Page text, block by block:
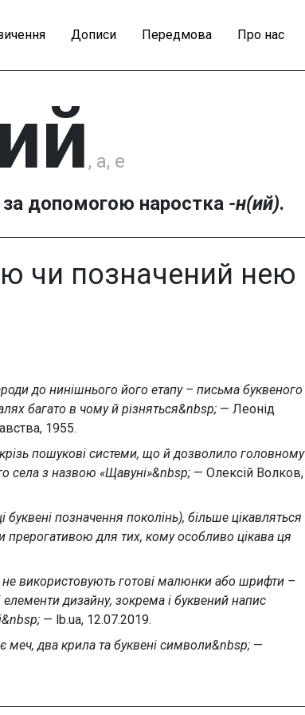
Дописи Передмова Про нас
, а, е
за допомогою наростка -н(ий).
чи позначений нею
до нинішнього його етапу – письма буквеного
багато в чому й різняться&nbsp; — Леонід
1955.
пошукові системи, що й дозволило головному
села з назвою «Щавуні»&nbsp; — Олексій Волков,
позначення поколінь), більше цікавляться
прерогативою для тих, кому особливо цікава ця
використовують готові малюнки або шрифти –
дизайну, зокрема і буквений напис
— lb.ua, 12.07.2019.
два крила та буквені символи&nbsp; —